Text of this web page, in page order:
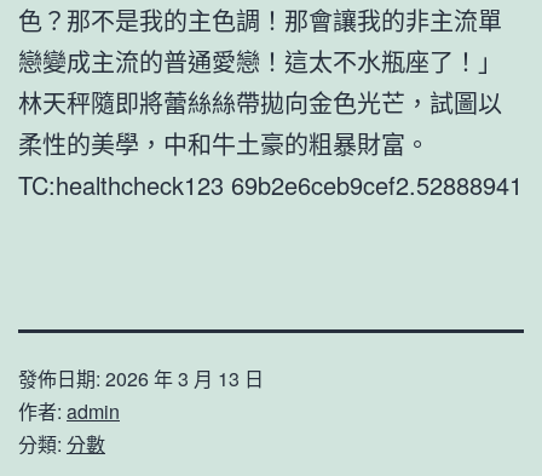
色？那不是我的主色調！那會讓我的非主流單
戀變成主流的普通愛戀！這太不水瓶座了！」
林天秤隨即將蕾絲絲帶拋向金色光芒，試圖以
柔性的美學，中和牛土豪的粗暴財富。
TC:healthcheck123 69b2e6ceb9cef2.52888941
發佈日期: 2026 年 3 月 13 日
作者: admin
分類: 分數